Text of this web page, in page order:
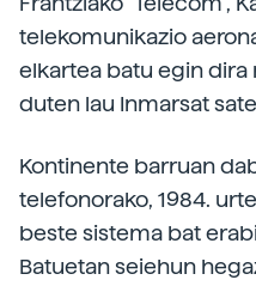
telekomunikazio
elkartea batu egin
duten lau Inmarsat
Kontinente barruan
telefonorako, 1984.
beste sistema bat
Batuetan seiehun